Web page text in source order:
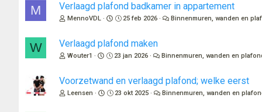
M Verlaagd plafond badkamer in appartement
MennoVDL 25 feb 2026 Binnenmuren, wanden en
W Verlaagd plafond maken
Wouter1 23 jan 2026 Binnenmuren, wanden en
Voorzetwand en verlaagd plafond; welke eerst
Leensen 23 okt 2025 Binnenmuren, wanden en